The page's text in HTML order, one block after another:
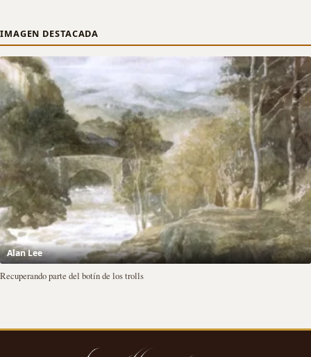
IMAGEN DESTACADA
Alan Lee
Recuperando parte del botín de los trolls